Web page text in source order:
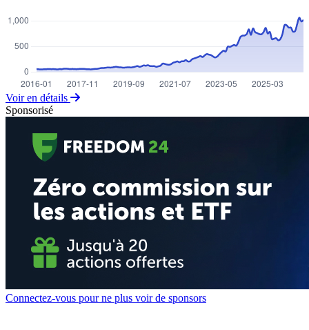
Voir en détails
Sponsorisé
Connectez-vous pour ne plus voir de sponsors